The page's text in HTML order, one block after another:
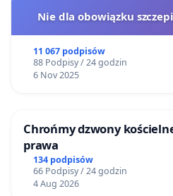
Nie dla obowiązku
11 067 podpisów
88 Podpisy / 24 godzin
6 Nov 2025
Chrońmy dzwony
prawa
134 podpisów
66 Podpisy / 24 godzin
4 Aug 2026